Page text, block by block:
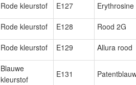
Rode kleurstof E127 Erythrosine
Rode kleurstof E128 Rood 2G
Rode kleurstof E129 Allura rood
Blauwe
kleurstof
E131